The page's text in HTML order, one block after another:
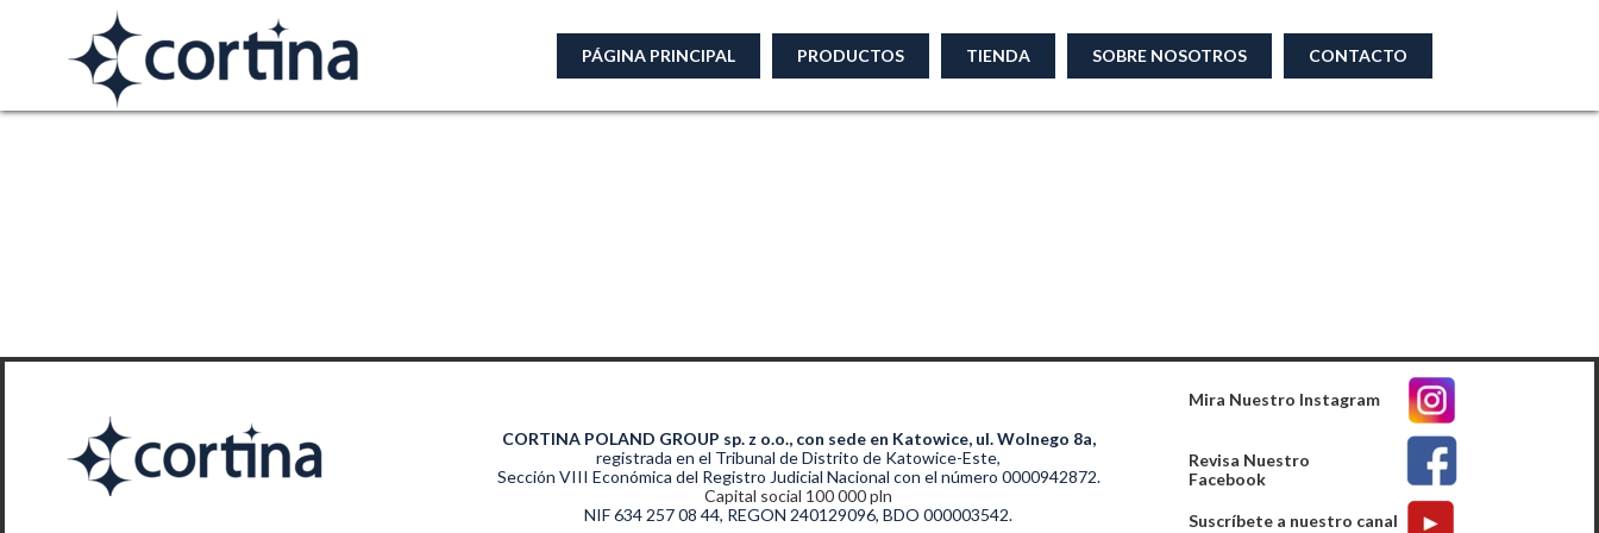
PÁGINA PRINCIPAL PRODUCTOS TIENDA SOBRE NOSOTROS CONTACTO
Suscríbete a nuestro canal
Revisa Nuestro
Facebook
Mira Nuestro Instagram
CORTINA POLAND GROUP sp. z o.o., con sede en Katowice, ul. Wolnego 8a,
registrada en el Tribunal de Distrito de Katowice-Este,
Sección VIII Económica del Registro Judicial Nacional con el número 0000942872.
Capital social 100 000 pln
NIF 634 257 08 44, REGON 240129096, BDO 000003542.